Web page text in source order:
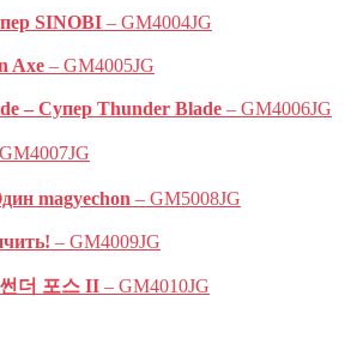
SINOBI – GM4004JG
Axe – GM4005JG
– Супер Thunder Blade – GM4006JG
magyechon – GM5008JG
– GM4009JG
더 포스 II – GM4010JG